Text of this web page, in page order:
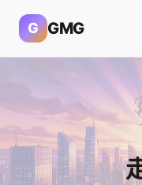
G GMG